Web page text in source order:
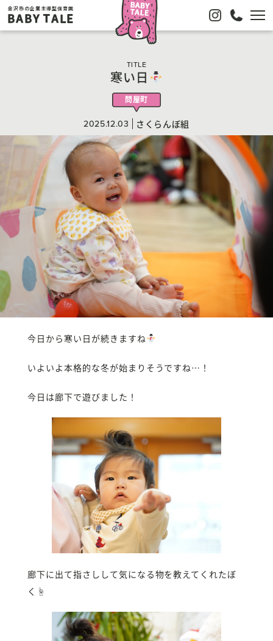
金沢市の企業主導型保育園
BABY TALE
TITLE
寒い日
問屋町
2025.12.03 さくらんぼ組
今日から寒い日が続きますね
いよいよ本格的な冬が始まりそうですね…！
今日は廊下で遊びました！
廊下に出て指さしして気になる物を教えてくれたぼ
く☝️